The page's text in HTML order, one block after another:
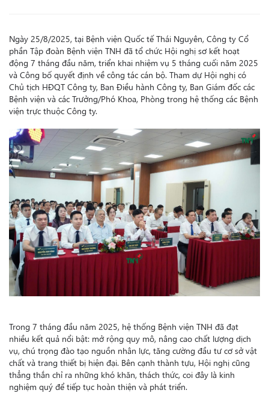
Ngày 25/8/2025, tại Bệnh viện Quốc tế Thái Nguyên, Công ty Cổ
phần Tập đoàn Bệnh viện TNH đã tổ chức Hội nghị sơ kết hoạt
động 7 tháng đầu năm, triển khai nhiệm vụ 5 tháng cuối năm 2025
và Công bố quyết định về công tác cán bộ. Tham dự Hội nghị có
Chủ tịch HĐQT Công ty, Ban Điều hành Công ty, Ban Giám đốc các
Bệnh viện và các Trưởng/Phó Khoa, Phòng trong hệ thống các Bệnh
viện trực thuộc Công ty.
Trong 7 tháng đầu năm 2025, hệ thống Bệnh viện TNH đã đạt
nhiều kết quả nổi bật: mở rộng quy mô, nâng cao chất lượng dịch
vụ, chú trọng đào tạo nguồn nhân lực, tăng cường đầu tư cơ sở vật
chất và trang thiết bị hiện đại. Bên cạnh thành tựu, Hội nghị cũng
thẳng thắn chỉ ra những khó khăn, thách thức, coi đây là kinh
nghiệm quý để tiếp tục hoàn thiện và phát triển.